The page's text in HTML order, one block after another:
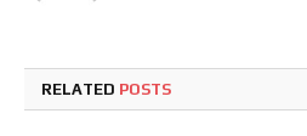
RELATED POSTS